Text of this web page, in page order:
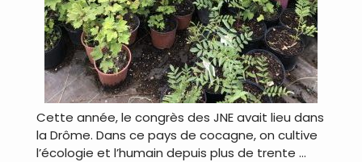
Cette année, le congrès des JNE avait lieu dans
la Drôme. Dans ce pays de cocagne, on cultive
l’écologie et l’humain depuis plus de trente …